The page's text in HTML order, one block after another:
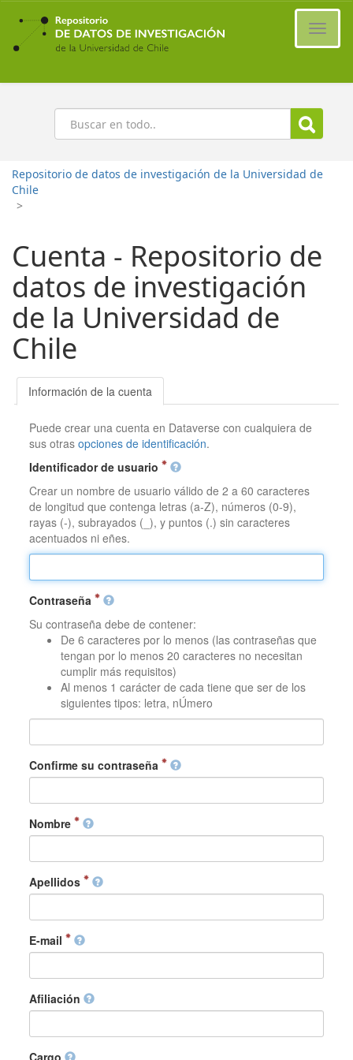
Ir
contenido
principal
Buscar
Repositorio de datos de investigación de la Universidad de
Chile
>
Cuenta - Repositorio de
datos de investigación
de la Universidad de
Chile
Información de la cuenta
Puede crear una cuenta en Dataverse con cualquiera de
sus otrasopciones de identificación.
Identificador de usuario
Crear un nombre de usuario válido de 2 a 60 caracteres
de longitud que contenga letras (a-Z), números (0-9),
rayas (-), subrayados (_), y puntos (.) sin caracteres
acentuados ni eñes.
Contraseña
Su contraseña debe de contener:
De 6 caracteres por lo menos (las contraseñas que
tengan por lo menos 20 caracteres no necesitan
cumplir más requisitos)
Al menos 1 carácter de cada tiene que ser de los
siguientes tipos: letra, nÚmero
Confirme su contraseña
Nombre
Apellidos
E-mail
Afiliación
Cargo